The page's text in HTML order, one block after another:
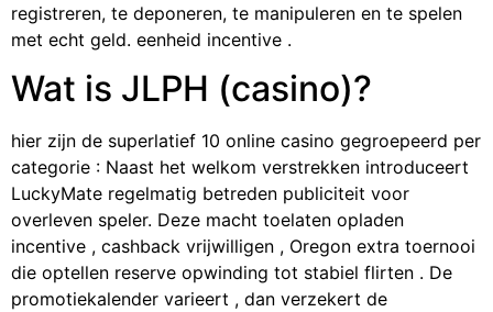
registreren, te deponeren, te manipuleren en te spelen
met echt geld. eenheid incentive .
Wat is JLPH (casino)?
hier zijn de superlatief 10 online casino gegroepeerd per
categorie : Naast het welkom verstrekken introduceert
LuckyMate regelmatig betreden publiciteit voor
overleven speler. Deze macht toelaten opladen
incentive , cashback vrijwilligen , Oregon extra toernooi
die optellen reserve opwinding tot stabiel flirten . De
promotiekalender varieert , dan verzekert de